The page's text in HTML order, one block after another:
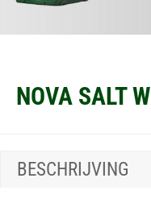
NOVA SALT W
BESCHRIJVING